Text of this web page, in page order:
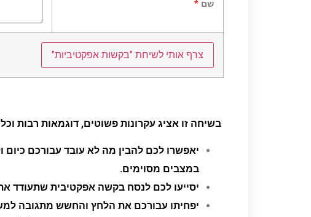
שם *
בשיחה זו אציג עקרונות פשוטים, דוגמאות רבות
יאפשרו לכם להבין מה לא עובד עבורכם
במצבים מסוימים.
יסייעו לכם לנסח בקשה אפקטיבית שתעודד
יפחיתו עבורכם את הלחץ והחשש מתגובה